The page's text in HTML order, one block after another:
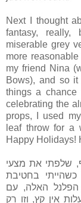
Next I thought
fantasy,
miserable grey
more
my friend Nina
Bows), and so
things a chance
celebrating the
props, I used
leaf throw for a
Happy Holidays!
שלפתי את מצעי
כשהייתי בחטיבת
הפלנל האלה, עם
אין קץ, וזו רק